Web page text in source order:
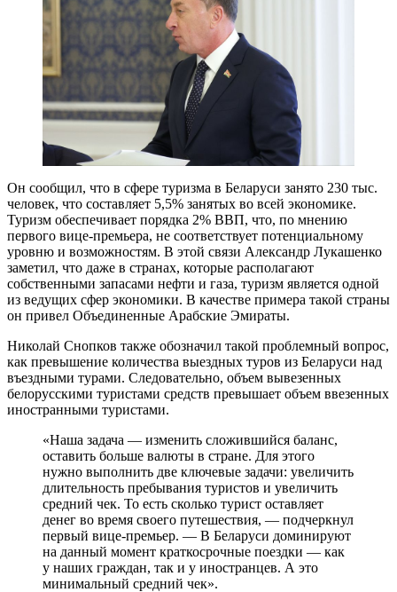
Он сообщил, что в сфере туризма в Беларуси занято 230 тыс.
человек, что составляет 5,5% занятых во всей экономике.
Туризм обеспечивает порядка 2% ВВП, что, по мнению
первого вице-премьера, не соответствует потенциальному
уровню и возможностям. В этой связи Александр Лукашенко
заметил, что даже в странах, которые располагают
собственными запасами нефти и газа, туризм является одной
из ведущих сфер экономики. В качестве примера такой страны
он привел Объединенные Арабские Эмираты.
Николай Снопков также обозначил такой проблемный вопрос,
как превышение количества выездных туров из Беларуси над
въездными турами. Следовательно, объем вывезенных
белорусскими туристами средств превышает объем ввезенных
иностранными туристами.
«Наша задача — изменить сложившийся баланс,
оставить больше валюты в стране. Для этого
нужно выполнить две ключевые задачи: увеличить
длительность пребывания туристов и увеличить
средний чек. То есть сколько турист оставляет
денег во время своего путешествия, — подчеркнул
первый вице-премьер. — В Беларуси доминируют
на данный момент краткосрочные поездки — как
у наших граждан, так и у иностранцев. А это
минимальный средний чек».